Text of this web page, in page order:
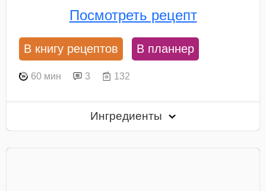
Посмотреть рецепт
В книгу рецептов В планнер
60 мин 3 132
Ингредиенты